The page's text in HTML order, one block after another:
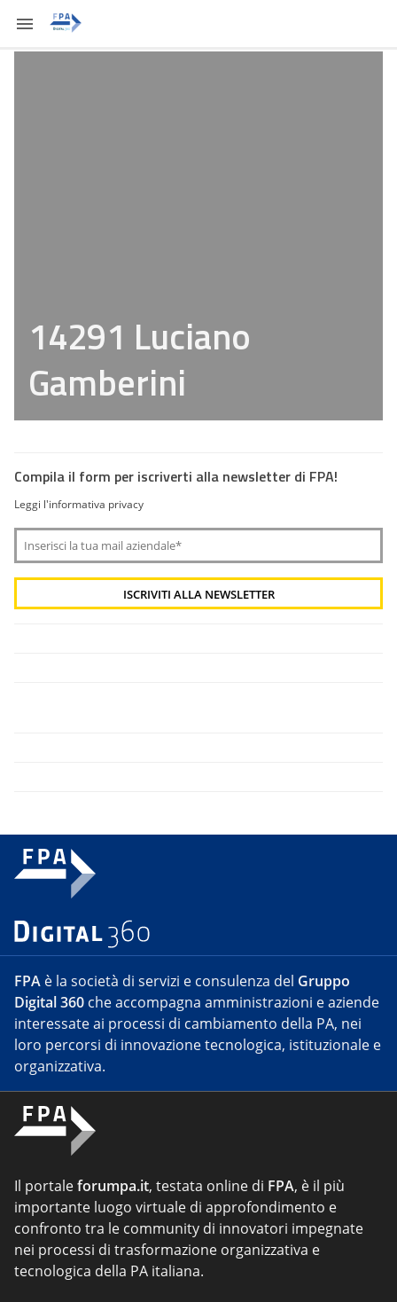
14291 Luciano
Gamberini
Compila il form per iscriverti alla newsletter di FPA!
Leggi l'informativa privacy
FPA è la società di servizi e consulenza del Gruppo
Digital 360 che accompagna amministrazioni e aziende
interessate ai processi di cambiamento della PA, nei
loro percorsi di innovazione tecnologica, istituzionale e
organizzativa.
Il portaleforumpa.it, testata online di FPA, è il più
importante luogo virtuale di approfondimento e
confronto tra le community di innovatori impegnate
nei processi di trasformazione organizzativa e
tecnologica della PA italiana.